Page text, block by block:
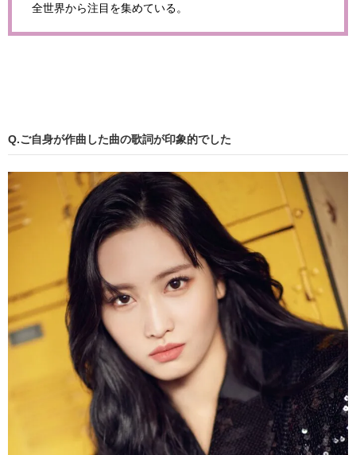
全世界から注目を集めている。
Q.ご自身が作曲した曲の歌詞が印象的でした